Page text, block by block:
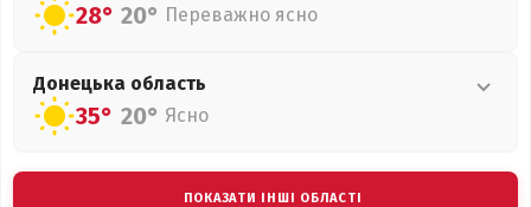
28° 20° Переважно ясно
Донецька область
35° 20° Ясно
ПОКАЗАТИ ІНШІ ОБЛАСТІ